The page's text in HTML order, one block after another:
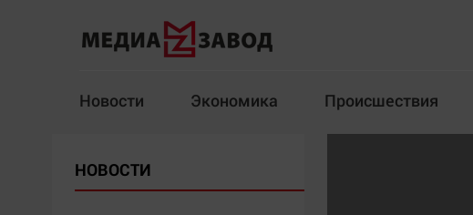
Новости Экономика Происшествия
НОВОСТИ